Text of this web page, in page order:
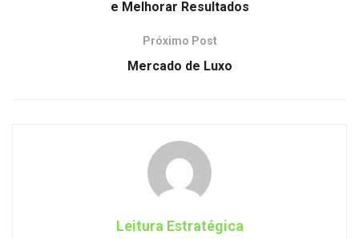
e Melhorar Resultados
Próximo Post
Mercado de Luxo
Leitura Estratégica